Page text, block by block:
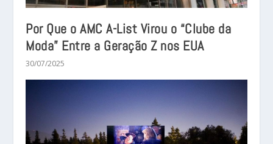
Por Que o AMC A-List Virou o “Clube da
Moda” Entre a Geração Z nos EUA
30/07/2025